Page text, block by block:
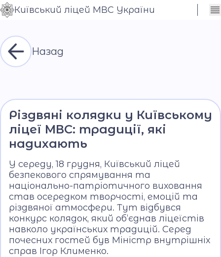
Контраст
Шрифт
Сховати
Київський ліцей МВС України
Назад
Різдвяні колядки у Київському
ліцеї МВС: традиції, які
надихають
У середу, 18 грудня, Київський ліцей
безпекового спрямування та
національно-патріотичного виховання
став осередком творчості, емоцій та
різдвяної атмосфери. Тут відбувся
конкурс колядок, який об’єднав ліцеїстів
навколо українських традицій. Серед
почесних гостей був Міністр внутрішніх
справ Ігор Клименко.